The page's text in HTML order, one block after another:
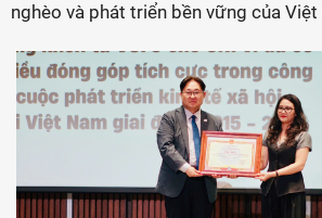
nghèo và phát triển bền vững của Việt